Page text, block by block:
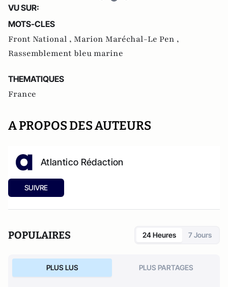
VU SUR:
MOTS-CLES
Front National , Marion Maréchal-Le Pen ,
Rassemblement bleu marine
THEMATIQUES
France
A PROPOS DES AUTEURS
Atlantico Rédaction
SUIVRE
POPULAIRES 24 Heures 7 Jours
PLUS LUS PLUS PARTAGES